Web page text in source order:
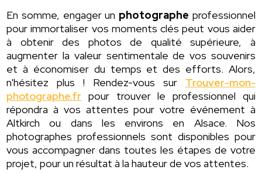
En somme, engager un photographe professionnel
pour immortaliser vos moments clés peut vous aider
à obtenir des photos de qualité supérieure, à
augmenter la valeur sentimentale de vos souvenirs
et à économiser du temps et des efforts. Alors,
n'hésitez plus ! Rendez-vous sur Trouver-mon-
photographe.fr pour trouver le professionnel qui
répondra à vos attentes pour votre événement à
Altkirch ou dans les environs en Alsace. Nos
photographes professionnels sont disponibles pour
vous accompagner dans toutes les étapes de votre
projet, pour un résultat à la hauteur de vos attentes.